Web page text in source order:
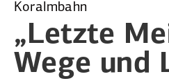
Koralmbahn
„Letzte
Wege und